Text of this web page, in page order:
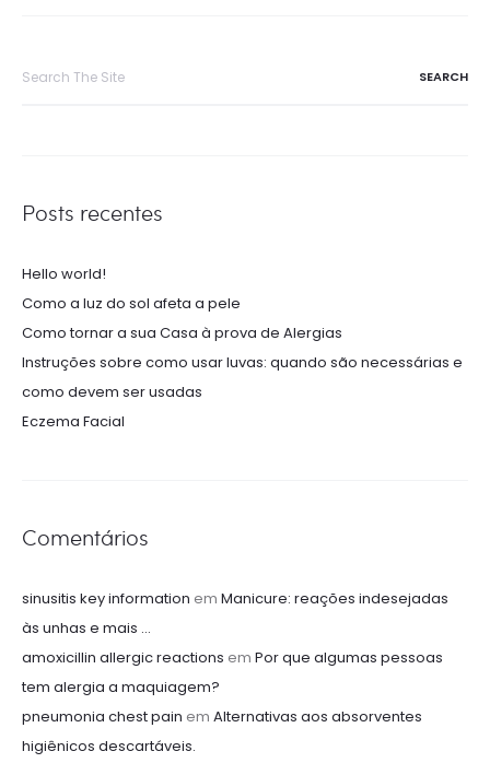
Posts recentes
Hello world!
Como a luz do sol afeta a pele
Como tornar a sua Casa à prova de Alergias
Instruções sobre como usar luvas: quando são necessárias e
como devem ser usadas
Eczema Facial
Comentários
sinusitis key information em Manicure: reações indesejadas
às unhas e mais …
amoxicillin allergic reactions em Por que algumas pessoas
tem alergia a maquiagem?
pneumonia chest pain em Alternativas aos absorventes
higiênicos descartáveis.